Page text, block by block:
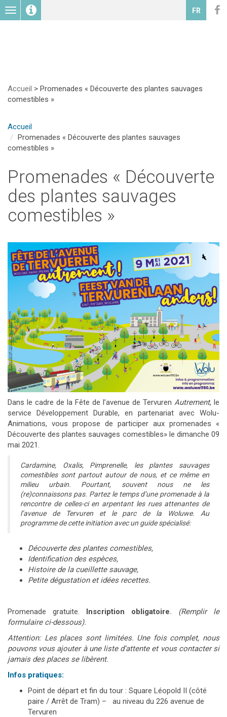
Toggle
navigation
FR
Accueil > Promenades « Découverte des plantes sauvages
comestibles »
Accueil
Promenades « Découverte des plantes sauvages
comestibles »
Promenades « Découverte
des plantes sauvages
comestibles »
Dans le cadre de la Fête de l’avenue de Tervuren Autrement, le
service Développement Durable, en partenariat avec Wolu-
Animations, vous propose de participer aux promenades «
Découverte des plantes sauvages comestibles» le dimanche 09
mai 2021.
Cardamine, Oxalis, Pimprenelle, les plantes sauvages
comestibles sont partout autour de nous, et ce même en
milieu urbain. Pourtant, souvent nous ne les
(re)connaissons pas. Partez le temps d’une promenade à la
rencontre de celles-ci en arpentant les rues attenantes de
l’avenue de Tervuren et le parc de la Woluwe. Au
programme de cette initiation avec un guide spécialisé:
Découverte des plantes comestibles,
Identification des espèces,
Histoire de la cueillette sauvage,
Petite dégustation et idées recettes.
Promenade gratuite. Inscription obligatoire. (Remplir le
formulaire ci-dessous).
Attention: Les places sont limitées. Une fois complet, nous
pouvons vous ajouter à une liste d’attente et vous contacter si
jamais des places se libèrent.
Infos pratiques:
Point de départ et fin du tour : Square Léopold II (côté
paire / Arrêt de Tram) – au niveau du 226 avenue de
Tervuren